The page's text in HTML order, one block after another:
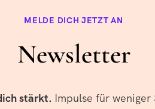
MELDE DICH JETZT AN
Newsletter
stärkt. Impulse für weniger